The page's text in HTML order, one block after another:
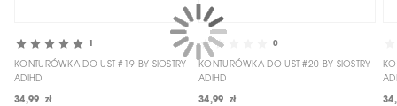
1
KONTURÓWKA DO UST #19 BY SIOSTRY
ADIHD
34,99 zł
0
KONTURÓWKA DO UST #20 BY SIOSTRY
ADIHD
34,99 zł